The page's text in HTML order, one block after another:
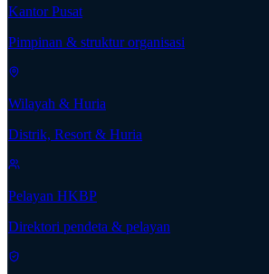
Kantor Pusat
Pimpinan & struktur organisasi
Wilayah & Huria
Distrik, Resort & Huria
Pelayan HKBP
Direktori pendeta & pelayan